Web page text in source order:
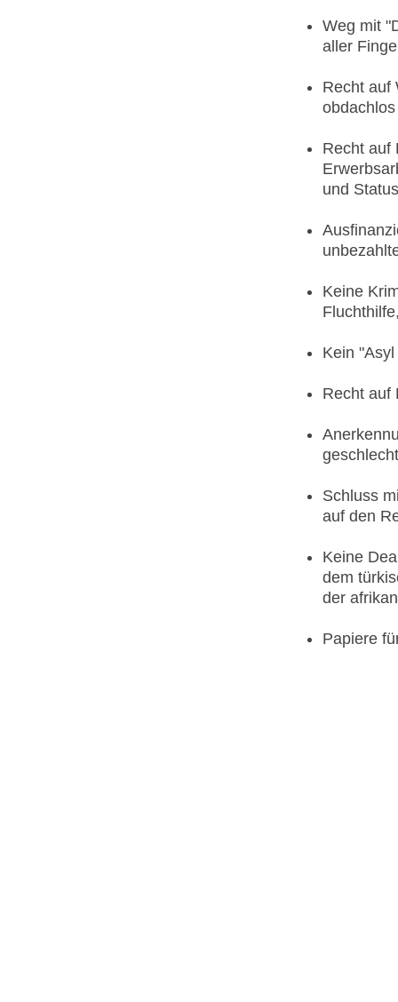
Weg mit
aller
Recht auf
Recht auf
und
Keine
Kein
Recht auf
Schluss
auf den
Keine
dem
der
Papiere